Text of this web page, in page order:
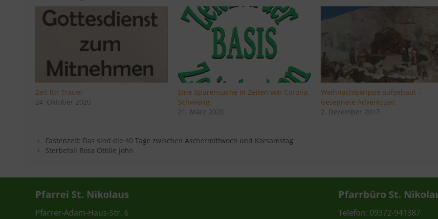
Zeit für Trauer
24. Oktober 2020
Eine Spurensuche in Zeiten von Corona.
Schwierig.
21. März 2020
Weihnachtskrippe aufgebaut –
Gesegnete Adventszeit
2. Dezember 2017
Fastenzeit: Das sind die 40 Tage zwischen Aschermittwoch und Karsamstag
Sterbefall Rosa Ottilie John
Pfarrei St. Nikolaus
Pfarrer-Adam-Haus-Str. 6
Pfarrbüro St.
Telefon: 09372-941387